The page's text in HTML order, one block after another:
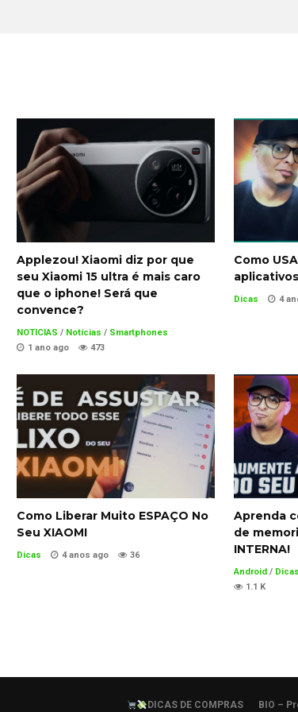
Applezou! Xiaomi diz por que
seu Xiaomi 15 ultra é mais caro
que o iphone! Será que
convence?
NOTICIAS / Notícias / Smartphones
1 ano ago
473
Como
Dicas 4
Como Liberar Muito ESPAÇO No
Seu XIAOMI
Dicas 4 anos ago 36
Aprenda
de
INTERNA!
Android / Dicas
1.1 K
DICAS DE COMPRAS BIO –